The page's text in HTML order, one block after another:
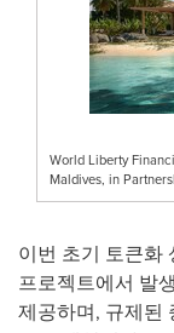
World Liberty
Maldives, in
이번 초기 토큰화
프로젝트에서 발
제공하며, 규제된